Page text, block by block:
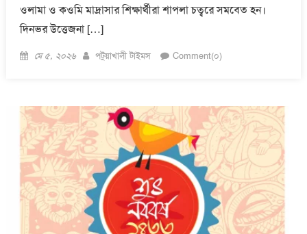
ওলামা ও কওমি মাদ্রাসার শিক্ষার্থীরা শাপলা চত্বরে সমবেত হন।
দিনভর উত্তেজনা […]
Posted
মে ৫, ২০২৬ Author
পটুয়াখালী টাইমস Comment(০)